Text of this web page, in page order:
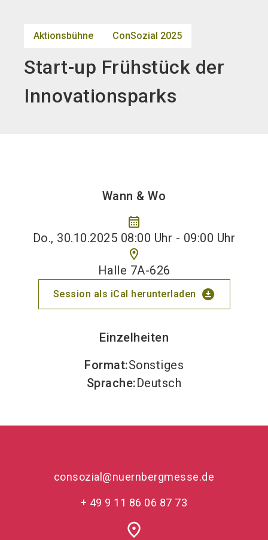
Aktionsbühne ConSozial 2025
Start-up Frühstück der
Innovationsparks
Wann & Wo
calendar_month
Do., 30.10.2025 08:00 Uhr - 09:00 Uhr
location_on
Halle 7A-626
Session als iCal herunterladen download_for_offline
Einzelheiten
Format:Sonstiges
Sprache:Deutsch
consozial@nuernbergmesse.de
+ 49 9 11 86 06 87 73
place